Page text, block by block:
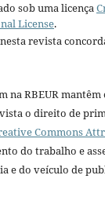
sob uma licença
License.
revista
na RBEUR
o direito de
Commons
do trabalho e
e do veículo de